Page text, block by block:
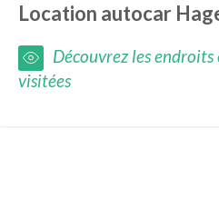
Location autocar
Découvrez les
visitées